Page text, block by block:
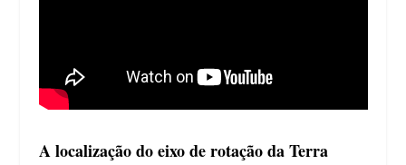
A localização do eixo de rotação da Terra